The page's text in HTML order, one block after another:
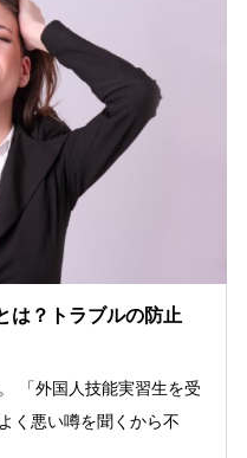
は？トラブルの防止
「外国人技能実習生を受
く悪い噂を聞くから不